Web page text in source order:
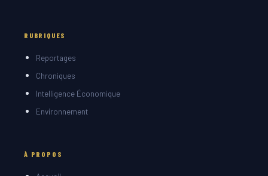
RUBRIQUES
Reportages
Chroniques
Intelligence Économique
Environnement
À PROPOS